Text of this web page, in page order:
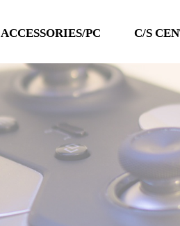
ACCESSORIES/PC
TECHLINE
PC 타이틀
C/S
이벤
Q&A
자료실
A/S 문